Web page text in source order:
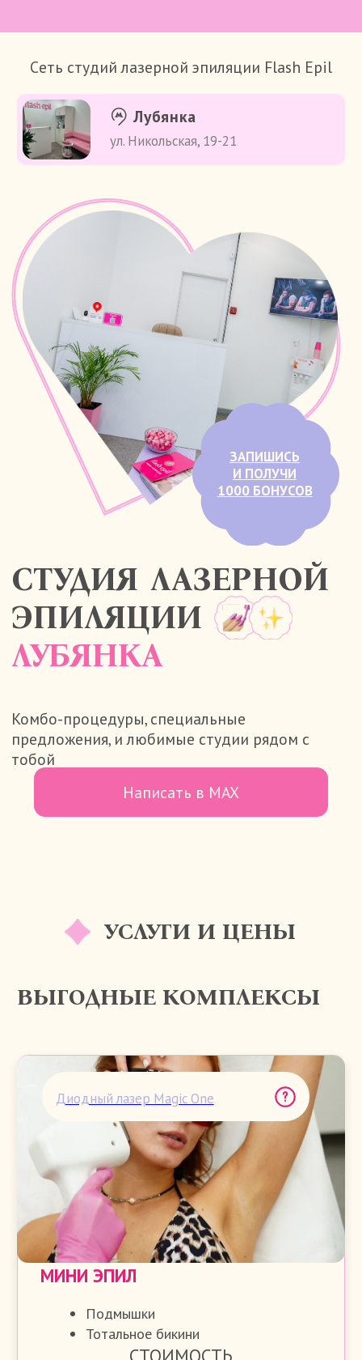
Написать в MAX
ЛАЗЕРНОЙ
СТУДИЯ
ЭПИЛЯЦИИ
ЛУБЯНКА
Комбо-процедуры, специальные
предложения, и любимые студии рядом с
ЗАПИШИСЬ
И ПОЛУЧИ
ул. Никольская, 19-21
УСЛУГИ И ЦЕНЫ
ВЫГОДНЫЕ КОМПЛЕКСЫ
Диодный лазер Magic One
Подмышки
3.600₽
2.100₽
Диодный лазер Magic One
СУПЕРМИНИ ЭПИЛ
Подмышки
Тотальное бикини
Голени
5.000₽
3.100₽